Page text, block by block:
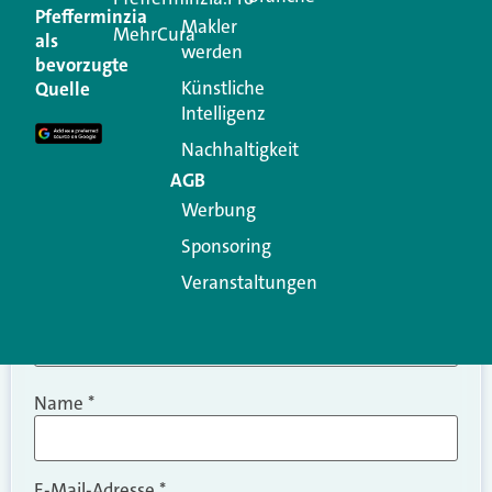
Ihre E-Mail-Adresse wird nicht veröffentlicht.
Erforderliche Felder sind mit
Kommentar
Name *
Pfefferminzia
als
bevorzugte
Quelle
MehrCuraMakler
werden
Künstliche
Intelligenz
Nachhaltigkeit
AGB
Werbung
Sponsoring
Veranstaltungen